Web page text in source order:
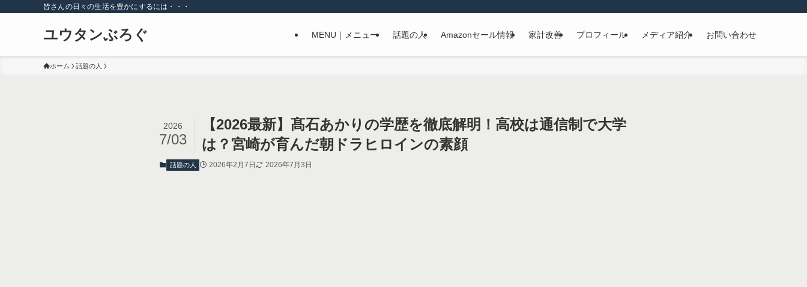
皆さんの日々の生活を豊かにするには・・・
ユウタンぶろぐ MENU｜メニュー 話題の人 Amazonセール情報 家計改善 プロフィール メディア紹介 お問い合わせ
ホーム 話題の人
【2026最新】髙石あかりの学歴を徹底解明！高校は通信制で大学
は？宮崎が育んだ朝ドラヒロインの素顔
2026
7/03
話題の人 2026年2月7日 2026年7月3日